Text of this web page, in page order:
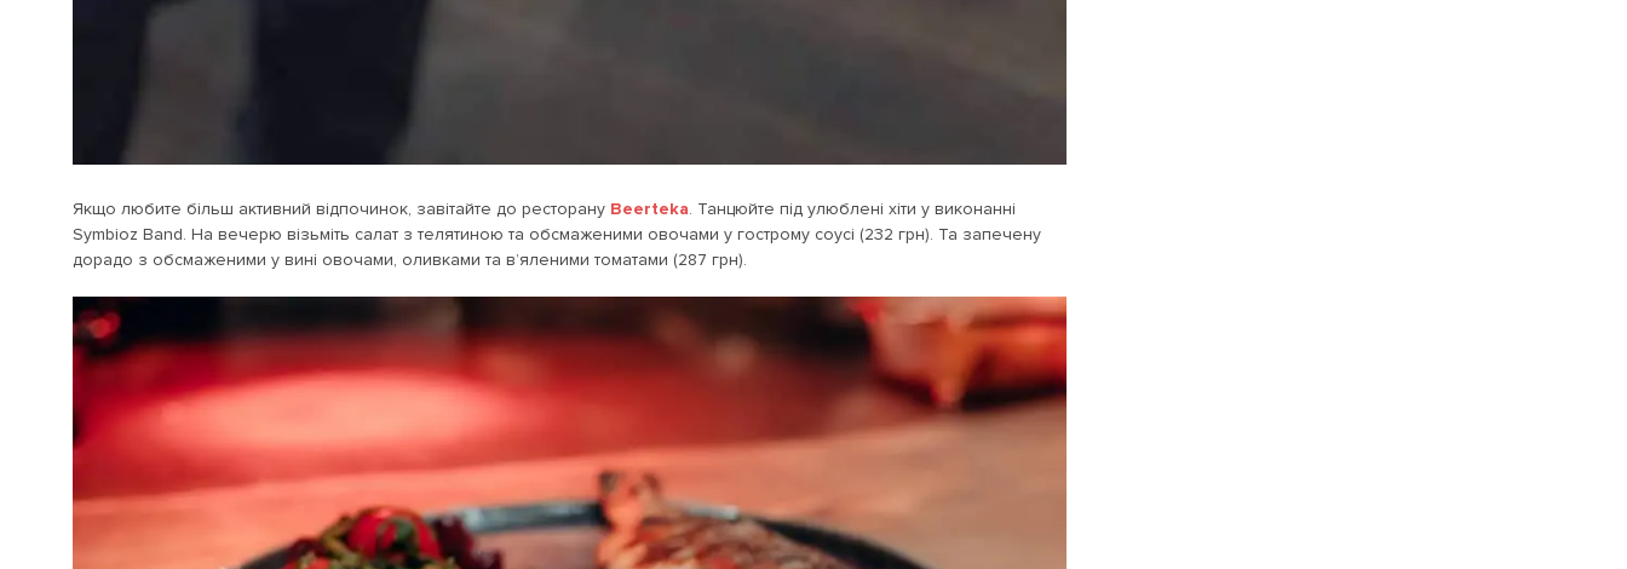
Якщо любите більш активний відпочинок, завітайте до ресторану Beerteka. Танцюйте під улюблені хіти у виконанні
Symbioz Band. На вечерю візьміть салат з телятиною та обсмаженими овочами у гострому соусі (232 грн). Та запечену
дорадо з обсмаженими у вині овочами, оливками та в’яленими томатами (287 грн).